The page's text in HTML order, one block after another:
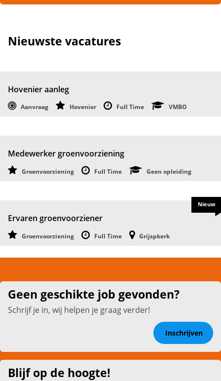
Nieuwste vacatures
Hovenier aanleg
Aanvraag Hovenier Full Time VMBO
Medewerker groenvoorziening
Groenvoorziening Full Time Geen opleiding
Ervaren groenvoorziener
Groenvoorziening Full Time Grijspkerk
Nieuw
Geen geschikte job gevonden?
Schrijf je in, wij helpen je graag verder!
Inschrijven
Blijf op de hoogte!